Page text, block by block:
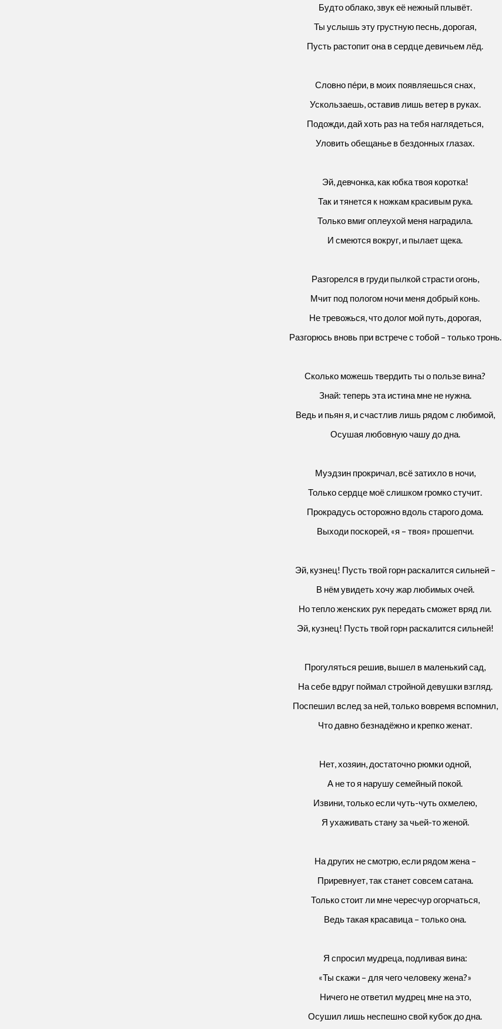
Будто облако, звук её нежный плывёт.
Ты услышь эту грустную песнь, дорогая,
Пусть растопит она в сердце девичьем лёд.
Словно пе́ри, в моих появляешься снах,
Ускользаешь, оставив лишь ветер в руках.
Подожди, дай хоть раз на тебя наглядеться,
Уловить обещанье в бездонных глазах.
Эй, девчонка, как юбка твоя коротка!
Так и тянется к ножкам красивым рука.
Только вмиг оплеухой меня наградила.
И смеются вокруг, и пылает щека.
Разгорелся в груди пылкой страсти огонь,
Мчит под пологом ночи меня добрый конь.
Не тревожься, что долог мой путь, дорогая,
Разгорюсь вновь при встрече с тобой – только тронь.
Сколько можешь твердить ты о пользе вина?
Знай: теперь эта истина мне не нужна.
Ведь и пьян я, и счастлив лишь рядом с любимой,
Осушая любовную чашу до дна.
Муэдзин прокричал, всё затихло в ночи,
Только сердце моё слишком громко стучит.
Прокрадусь осторожно вдоль старого дома.
Выходи поскорей, «я – твоя» прошепчи.
Эй, кузнец! Пусть твой горн раскалится сильней –
В нём увидеть хочу жар любимых очей.
Но тепло женских рук передать сможет вряд ли.
Эй, кузнец! Пусть твой горн раскалится сильней!
Прогуляться решив, вышел в маленький сад,
На себе вдруг поймал стройной девушки взгляд.
Поспешил вслед за ней, только вовремя вспомнил,
Что давно безнадёжно и крепко женат.
Нет, хозяин, достаточно рюмки одной,
А не то я нарушу семейный покой.
Извини, только если чуть-чуть охмелею,
Я ухаживать стану за чьей-то женой.
На других не смотрю, если рядом жена –
Приревнует, так станет совсем сатана.
Только стоит ли мне чересчур огорчаться,
Ведь такая красавица – только она.
Я спросил мудреца, подливая вина:
«Ты скажи – для чего человеку жена?»
Ничего не ответил мудрец мне на это,
Осушил лишь неспешно свой кубок до дна.